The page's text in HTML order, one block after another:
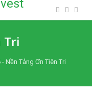
Tri
- Nền Tảng Ơn Tiên Tri